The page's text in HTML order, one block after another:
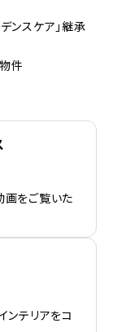
ンスケア」継承
件
画をご覧いた
ンテリアをコ